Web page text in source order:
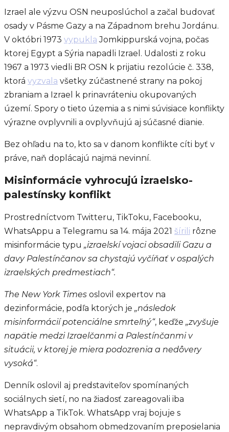
Izrael ale výzvu OSN neuposlúchol a začal budovať
osady v Pásme Gazy a na Západnom brehu Jordánu.
V októbri 1973 vypukla Jomkippurská vojna, počas
ktorej Egypt a Sýria napadli Izrael. Udalosti z roku
1967 a 1973 viedli BR OSN k prijatiu rezolúcie č. 338,
ktorá vyzvala všetky zúčastnené strany na pokoj
zbraniam a Izrael k prinavráteniu okupovaných
území. Spory o tieto územia a s nimi súvisiace konflikty
výrazne ovplyvnili a ovplyvňujú aj súčasné dianie.
Bez ohľadu na to, kto sa v danom konflikte cíti byť v
práve, naň doplácajú najmä nevinní.
Misinformácie vyhrocujú izraelsko-
palestínsky konflikt
Prostredníctvom Twitteru, TikToku, Facebooku,
WhatsAppu a Telegramu sa 14. mája 2021 šírili rôzne
misinformácie typu „izraelskí vojaci obsadili Gazu a
davy Palestínčanov sa chystajú vyčíňať v ospalých
izraelských predmestiach“.
The New York Times oslovil expertov na
dezinformácie, podľa ktorých je „následok
misinformácií potenciálne smrteľný“, keďže „zvyšuje
napätie medzi Izraelčanmi a Palestínčanmi v
situácii, v ktorej je miera podozrenia a nedôvery
vysoká“.
Denník oslovil aj predstaviteľov spomínaných
sociálnych sietí, no na žiadosť zareagovali iba
WhatsApp a TikTok. WhatsApp vraj bojuje s
nepravdivým obsahom obmedzovaním preposielania